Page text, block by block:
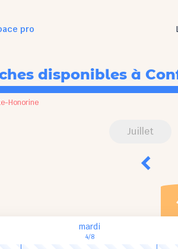
pro
disponibles à
Honorine
Juillet
mardi
4/8